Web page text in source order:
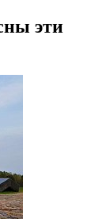
эти